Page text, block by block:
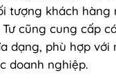
tượng khách hàng
cũng cung cấp
dạng, phù hợp với
doanh nghiệp.